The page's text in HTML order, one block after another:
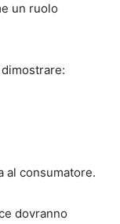
un ruolo
al consumatore.
dovranno